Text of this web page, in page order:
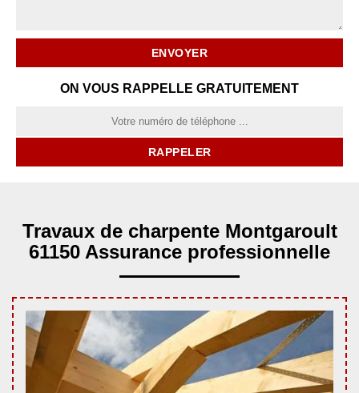
ON VOUS RAPPELLE GRATUITEMENT
Travaux de charpente Montgaroult
61150 Assurance professionnelle